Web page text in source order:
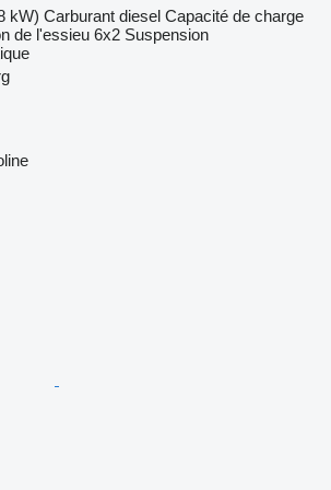
kW) Carburant diesel Capacité de charge
de l'essieu 6x2 Suspension